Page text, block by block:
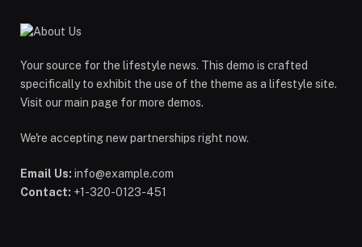
Your source for the lifestyle news. This demo is crafted
specifically to exhibit the use of the theme as a lifestyle site.
Visit our main page for more demos.
We're accepting new partnerships right now.
Email Us: info@example.com
Contact: +1-320-0123-451